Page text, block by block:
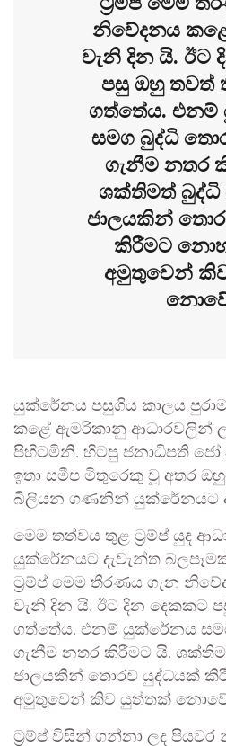
නිවේදනය
වැනි දින යි. ඊට
පසු ඔහු තවත්
ගත්තේය. එනම්
සමග බුද්ධි
ගැනීම නතර
ශක්තිමත්
ජාලයකින්
කිරීමට
අමුතුවෙන්
යුක්රේනය පසුගිය කාලය
කළේ ඇමරිකානු ආධාරවලින්
පිහිටමිනි. හිටපු ජනාධිපති
ඉතා සමීප මිතුරෙකු වූ අතර
බිලියන ගණනින් යුක්රේනයට
මෙම තත්වය තුළ ට‍්‍රම්ප් යුද
යුක්රේනයට දැවැන්ත
ට‍්‍රම්ප් මෙම තීරණය ගැන
වැනි දින යි. ඊට දින දෙකකට
ගත්තේය. එනම් යුක්රේනය
ගැනීම නතර කිරීමට යි.
ජාලයකින් තොරව යුද්ධයක්
අමුතුවෙන් කිව යුත්තක්
ට‍්‍රම්ප් විසින් ගන්නා ලද